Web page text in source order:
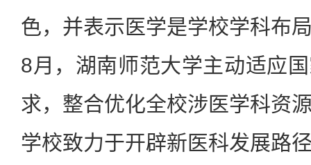
色，并表示医学是学校学科布
8月，湖南师范大学主动适应
求，整合优化全校涉医学科资
学校致力于开辟新医科发展路